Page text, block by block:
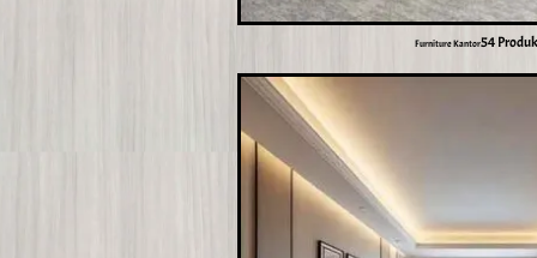
Furniture Kantor54